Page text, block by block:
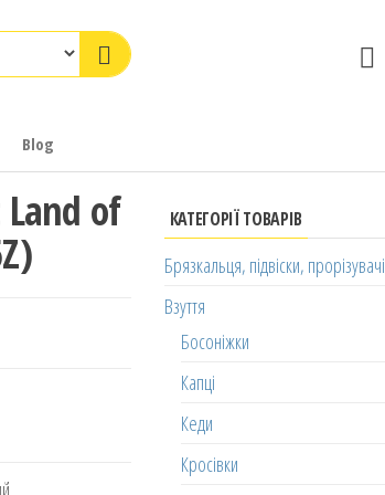
Blog
Land of КАТЕГОРІЇ ТОВАРІВ
Брязкальця, підвіски, прорізувачі
Взуття
Босоніжки
Капці
Кеди
Кросівки